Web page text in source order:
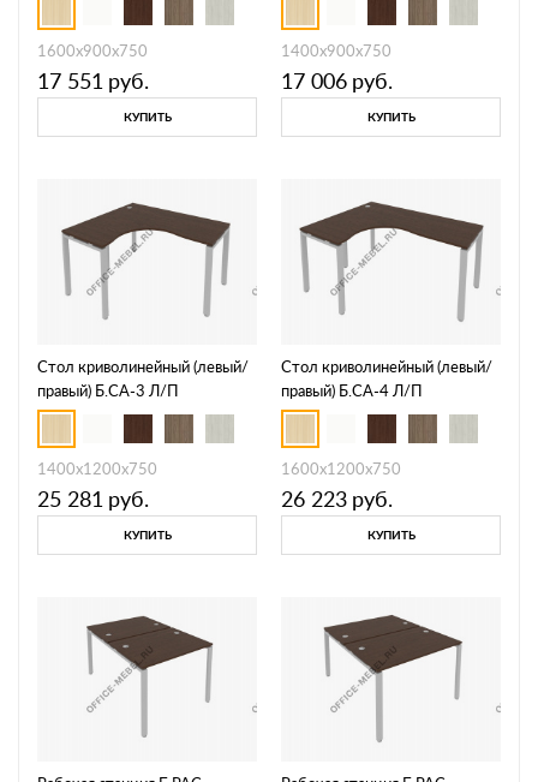
1600х900х750
17 551 руб.
КУПИТЬ
1400х900х750
17 006 руб.
КУПИТЬ
Стол криволинейный (левый/
правый) Б.СА-3 Л/П
1400х1200х750
25 281 руб.
КУПИТЬ
Стол криволинейный (левый/
правый) Б.СА-4 Л/П
1600х1200х750
26 223 руб.
КУПИТЬ